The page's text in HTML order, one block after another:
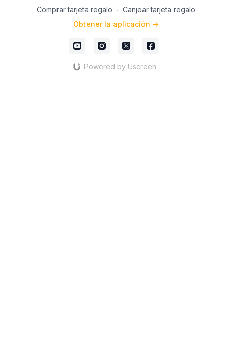
Comprar tarjeta regalo ∙ Canjear tarjeta regalo
Obtener la aplicación ->
Powered by Uscreen